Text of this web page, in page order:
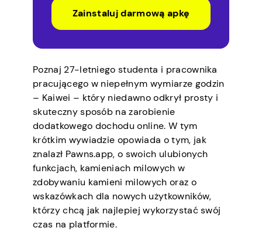
Zainstaluj darmową apkę
Poznaj 27-letniego studenta i pracownika
pracującego w niepełnym wymiarze godzin
– Kaiwei – który niedawno odkrył prosty i
skuteczny sposób na zarobienie
dodatkowego dochodu online. W tym
krótkim wywiadzie opowiada o tym, jak
znalazł Pawns.app, o swoich ulubionych
funkcjach, kamieniach milowych w
zdobywaniu kamieni milowych oraz o
wskazówkach dla nowych użytkowników,
którzy chcą jak najlepiej wykorzystać swój
czas na platformie.